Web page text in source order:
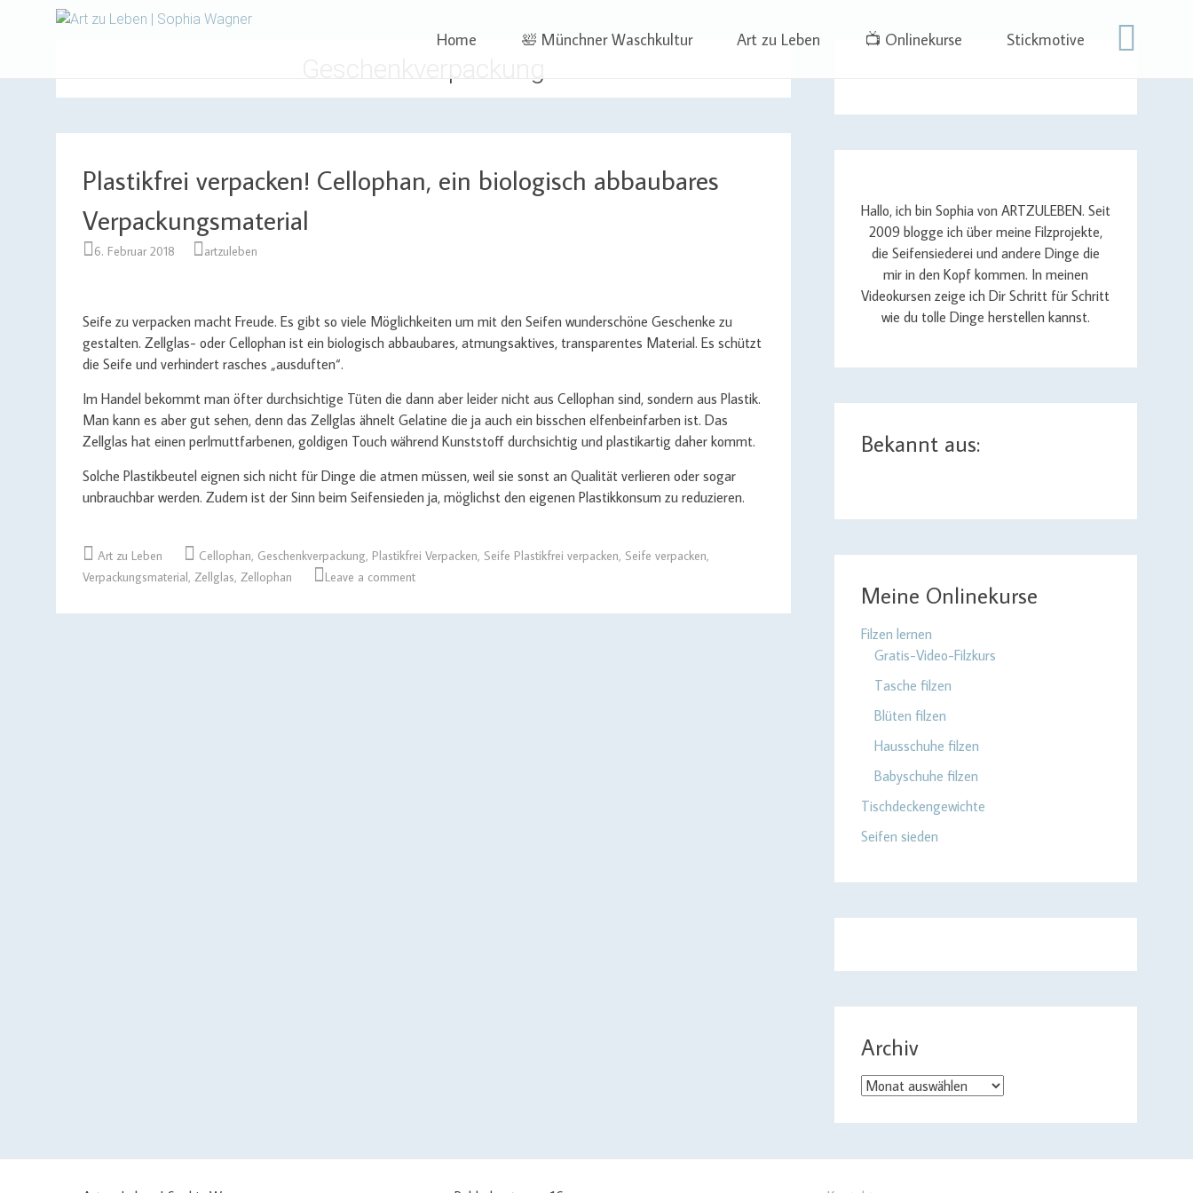
Art zu Leben | Sophia Wagner
to
Home 🛀 Münchner Waschkultur Art zu Leben 📺 Onlinekurse Stickmotive
Plastikfrei verpacken! Cellophan, ein biologisch abbaubares
Verpackungsmaterial
6. Februar 2018 artzuleben
Seife zu verpacken macht Freude. Es gibt so viele Möglichkeiten um mit den Seifen wunderschöne Geschenke zu
gestalten. Zellglas- oder Cellophan ist ein biologisch abbaubares, atmungsaktives, transparentes Material. Es schützt
die Seife und verhindert rasches „ausduften“.
Im Handel bekommt man öfter durchsichtige Tüten die dann aber leider nicht aus Cellophan sind, sondern aus Plastik.
Man kann es aber gut sehen, denn das Zellglas ähnelt Gelatine die ja auch ein bisschen elfenbeinfarben ist. Das
Zellglas hat einen perlmuttfarbenen, goldigen Touch während Kunststoff durchsichtig und plastikartig daher kommt.
Solche Plastikbeutel eignen sich nicht für Dinge die atmen müssen, weil sie sonst an Qualität verlieren oder sogar
unbrauchbar werden. Zudem ist der Sinn beim Seifensieden ja, möglichst den eigenen Plastikkonsum zu reduzieren.
Art zu Leben Cellophan, Geschenkverpackung, Plastikfrei Verpacken, Seife Plastikfrei verpacken, Seife verpacken,
Verpackungsmaterial, Zellglas, Zellophan Leave a comment
Hallo, ich bin Sophia von ARTZULEBEN. Seit
2009 blogge ich über meine Filzprojekte,
die Seifensiederei und andere Dinge die
mir in den Kopf kommen. In meinen
Videokursen zeige ich Dir Schritt für Schritt
wie du tolle Dinge herstellen kannst.
Bekannt aus:
Meine Onlinekurse
Filzen lernen
Gratis-Video-Filzkurs
Tasche filzen
Blüten filzen
Hausschuhe filzen
Babyschuhe filzen
Tischdeckengewichte
Seifen sieden
Archiv
Archiv